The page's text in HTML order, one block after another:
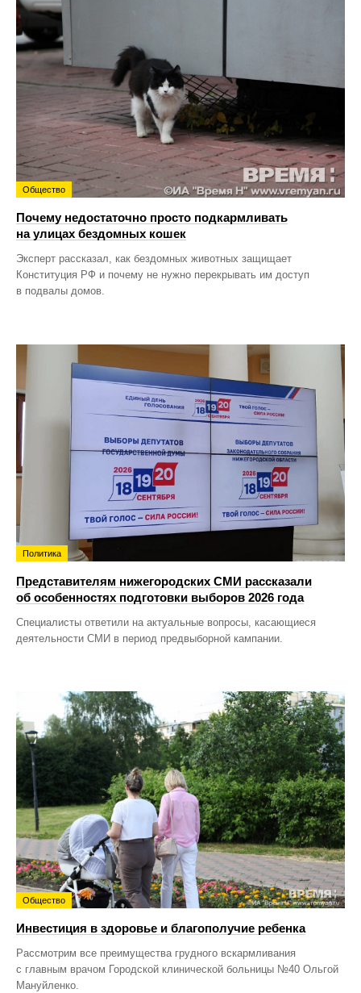
Общество
Почему недостаточно просто подкармливать
на улицах бездомных кошек
Эксперт рассказал, как бездомных животных защищает
Конституция РФ и почему не нужно перекрывать им доступ
в подвалы домов.
Политика
Представителям нижегородских СМИ рассказали
об особенностях подготовки выборов 2026 года
Специалисты ответили на актуальные вопросы, касающиеся
деятельности СМИ в период предвыборной кампании.
Общество
Инвестиция в здоровье и благополучие ребенка
Рассмотрим все преимущества грудного вскармливания
с главным врачом Городской клинической больницы №40 Ольгой
Мануйленко.